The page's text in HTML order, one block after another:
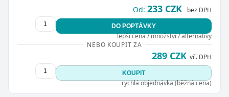
Od: 233 CZK bez DPH
DO POPTÁVKY
lepší cena / množství / alternativy
NEBO KOUPIT ZA
289 CZK vč. DPH
KOUPIT
rychlá objednávka (běžná cena)